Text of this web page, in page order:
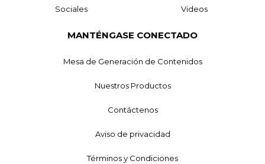
Sociales Videos
MANTÉNGASE CONECTADO
Mesa de Generación de Contenidos
Nuestros Productos
Contáctenos
Aviso de privacidad
Términos y Condiciones